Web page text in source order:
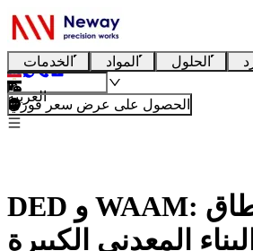
الخدمات المواد الحلول
العربية
الحصول على عرض سعر فوري
DED و WAAM: كيف نحدد نطاق
المعدني الكبيرة